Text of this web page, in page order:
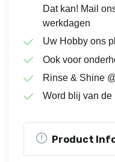
Dat kan! Mail
werkdagen
Uw Hobby ons
Ook voor
Rinse & Shine
Word blij van de
Product